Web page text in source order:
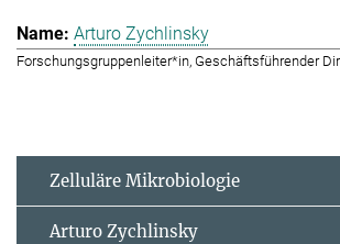
Arturo Zychlinsky
Forschungsgruppenleiter*in, Geschäftsführender
Zelluläre Mikrobiologie
Arturo Zychlinsky